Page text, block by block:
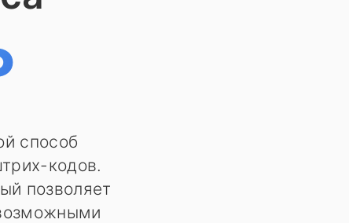
способ
кодов.
позволяет